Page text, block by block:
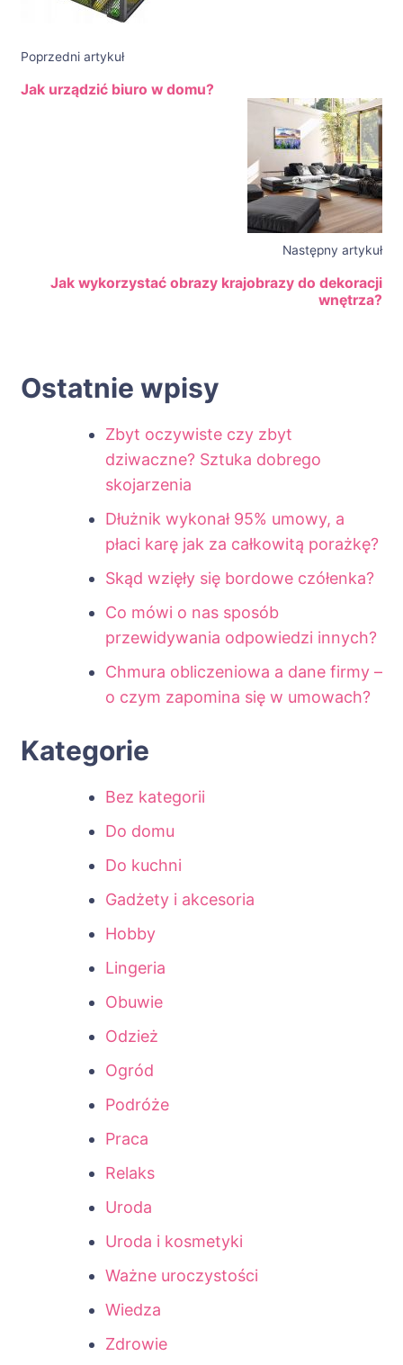
Poprzedni artykuł
Jak urządzić biuro w domu?
Następny artykuł
Jak wykorzystać obrazy krajobrazy do dekoracji
wnętrza?
Ostatnie wpisy
Zbyt oczywiste czy zbyt
dziwaczne? Sztuka dobrego
skojarzenia
Dłużnik wykonał 95% umowy, a
płaci karę jak za całkowitą porażkę?
Skąd wzięły się bordowe czółenka?
Co mówi o nas sposób
przewidywania odpowiedzi innych?
Chmura obliczeniowa a dane firmy –
o czym zapomina się w umowach?
Kategorie
Bez kategorii
Do domu
Do kuchni
Gadżety i akcesoria
Hobby
Lingeria
Obuwie
Odzież
Ogród
Podróże
Praca
Relaks
Uroda
Uroda i kosmetyki
Ważne uroczystości
Wiedza
Zdrowie